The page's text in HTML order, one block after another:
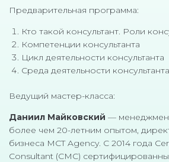
Предварительная программа:
Кто такой консультант. Роли
Компетенции консультанта
Цикл деятельности консультанта
Среда деятельности консультанта
Ведущий мастер-класса:
Даниил Майковский —
более чем 20-летним опытом,
бизнеса MCT Agency. С 2014 года
Consultant (CMC)